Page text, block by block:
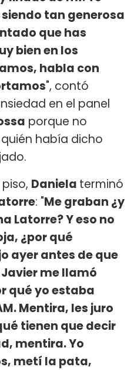
tan generosa
que has
bien en los
habla con
", contó
en el panel
porque no
había dicho
Daniela terminó
: "Me graban ¿y
Latorre? Y eso no
¿por qué
ayer antes de que
me llamó
qué yo estaba
Mentira, les juro
tienen que decir
mentira. Yo
metí la pata,